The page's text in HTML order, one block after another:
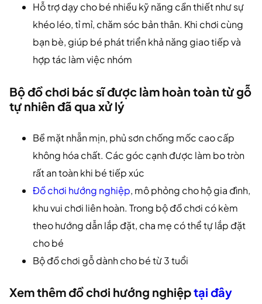
Hỗ trợ dạy cho bé nhiều kỹ năng cần thiết như sự
khéo léo, tỉ mỉ, chăm sóc bản thân. Khi chơi cùng
bạn bè, giúp bé phát triển khả năng giao tiếp và
hợp tác làm việc nhóm
Bộ đồ chơi bác sĩ được làm hoàn toàn từ gỗ
tự nhiên đã qua xử lý
Bề mặt nhẵn mịn, phủ sơn chống mốc cao cấp
không hóa chất. Các góc cạnh được làm bo tròn
rất an toàn khi bé tiếp xúc
Đồ chơi hướng nghiệp, mô phỏng cho hộ gia đình,
khu vui chơi liên hoàn. Trong bộ đồ chơi có kèm
theo hướng dẫn lắp đặt, cha mẹ có thể tự lắp đặt
cho bé
Bộ đồ chơi gỗ dành cho bé từ 3 tuổi
Xem thêm đồ chơi hướng nghiệptại đây